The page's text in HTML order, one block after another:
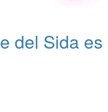
del Sida es